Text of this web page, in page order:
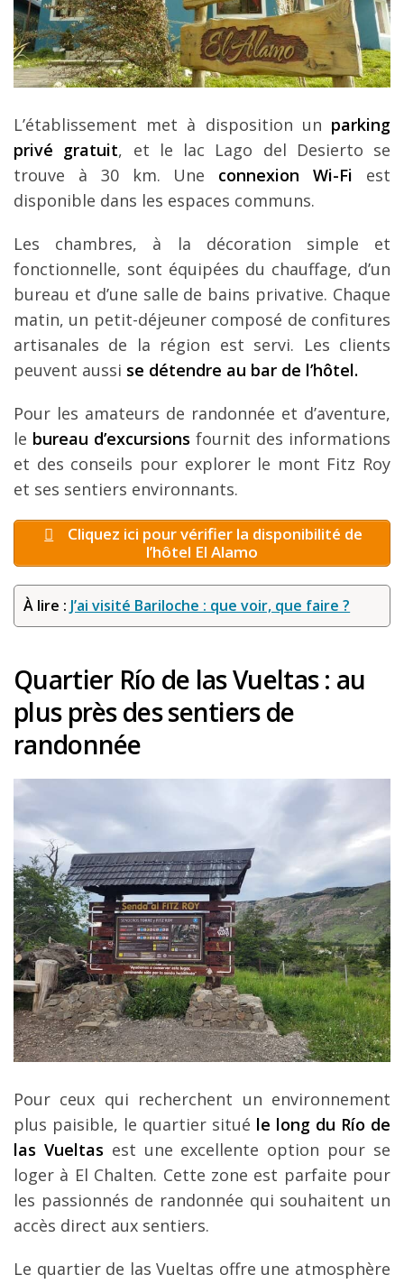
L’établissement met à disposition un parking
privé gratuit, et le lac Lago del Desierto se
trouve à 30 km. Une connexion Wi-Fi est
disponible dans les espaces communs.
Les chambres, à la décoration simple et
fonctionnelle, sont équipées du chauffage, d’un
bureau et d’une salle de bains privative. Chaque
matin, un petit-déjeuner composé de confitures
artisanales de la région est servi. Les clients
peuvent aussi se détendre au bar de l’hôtel.
Pour les amateurs de randonnée et d’aventure,
le bureau d’excursions fournit des informations
et des conseils pour explorer le mont Fitz Roy
et ses sentiers environnants.
Cliquez ici pour vérifier la disponibilité de
l’hôtel El Alamo
À lire : J’ai visité Bariloche : que voir, que faire ?
Quartier Río de las Vueltas : au
plus près des sentiers de
randonnée
Pour ceux qui recherchent un environnement
plus paisible, le quartier situé le long du Río de
las Vueltas est une excellente option pour se
loger à El Chalten. Cette zone est parfaite pour
les passionnés de randonnée qui souhaitent un
accès direct aux sentiers.
Le quartier de las Vueltas offre une atmosphère